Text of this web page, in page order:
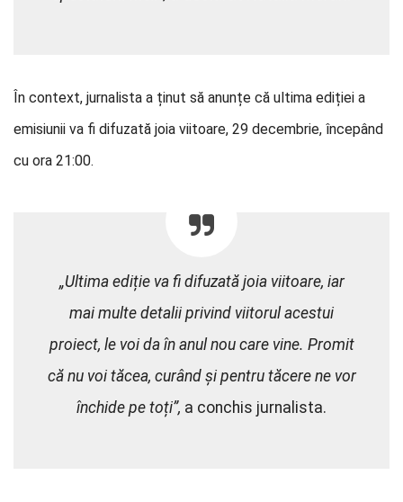
În context, jurnalista a ținut să anunțe că ultima ediției a
emisiunii va fi difuzată joia viitoare, 29 decembrie, începând
cu ora 21:00.
„Ultima ediție va fi difuzată joia viitoare, iar
mai multe detalii privind viitorul acestui
proiect, le voi da în anul nou care vine. Promit
că nu voi tăcea, curând și pentru tăcere ne vor
închide pe toți”, a conchis jurnalista.